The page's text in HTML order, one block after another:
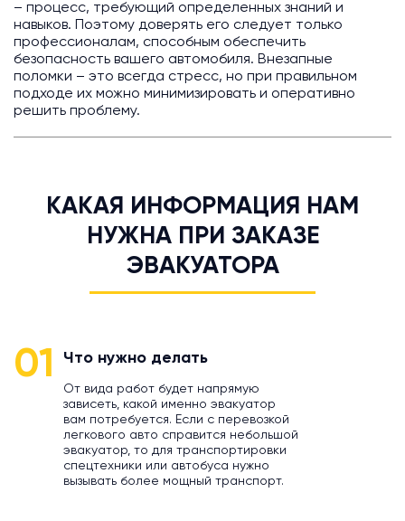
– процесс, требующий определенных знаний и
навыков. Поэтому доверять его следует только
профессионалам, способным обеспечить
безопасность вашего автомобиля. Внезапные
поломки – это всегда стресс, но при правильном
подходе их можно минимизировать и оперативно
решить проблему.
КАКАЯ ИНФОРМАЦИЯ НАМ
НУЖНА ПРИ ЗАКАЗЕ
ЭВАКУАТОРА
01 Что нужно делать
От вида работ будет напрямую
зависеть, какой именно эвакуатор
вам потребуется. Если с перевозкой
легкового авто справится небольшой
эвакуатор, то для транспортировки
спецтехники или автобуса нужно
вызывать более мощный транспорт.